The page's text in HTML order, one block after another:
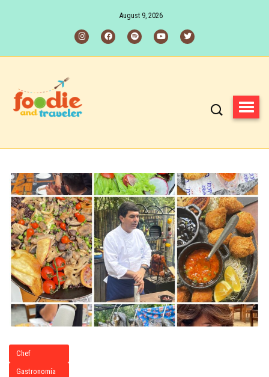
August 9, 2026
Chef
Gastronomía